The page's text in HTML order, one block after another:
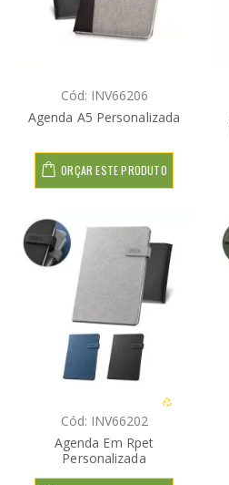
Cód: INV66206
Agenda A5 Personalizada
ORÇAR ESTE PRODUTO
Cód: INV66202
Agenda Em Rpet
Personalizada